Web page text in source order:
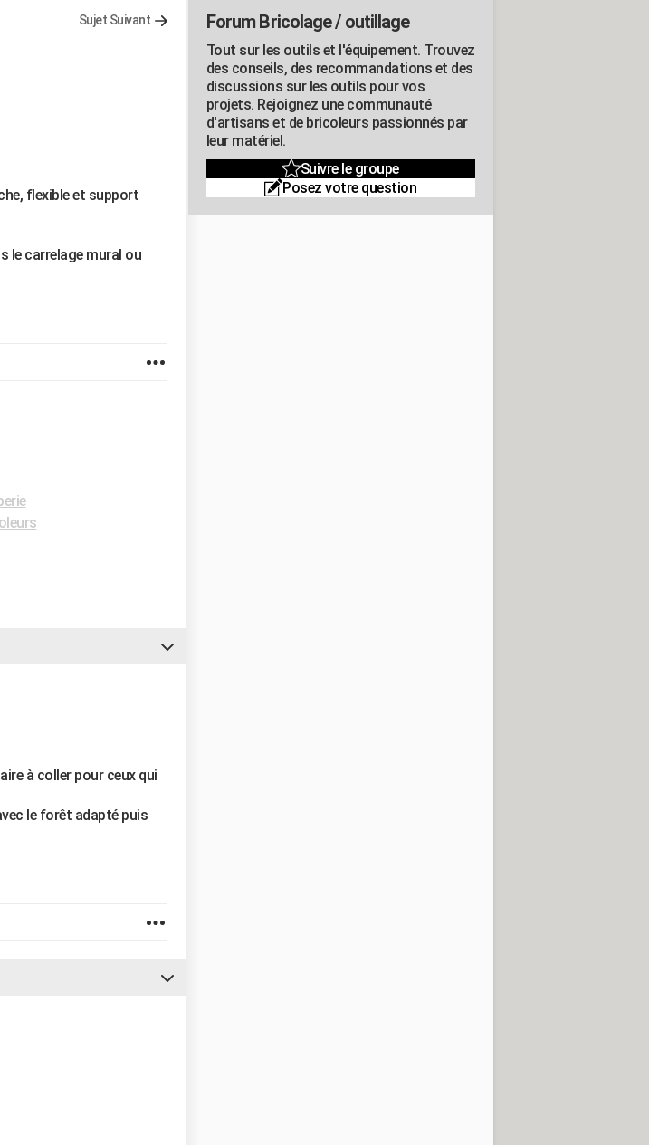
Sujet Suivant
flexible et support
le carrelage mural ou
à coller pour ceux qui
le forêt adapté puis
Forum Bricolage / outillage
Tout sur les outils et l'équipement. Trouvez
des conseils, des recommandations et des
discussions sur les outils pour vos
projets. Rejoignez une communauté
d'artisans et de bricoleurs passionnés par
leur matériel.
Suivre le groupe
Posez votre question